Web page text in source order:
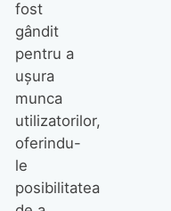
fost
gândit
pentru a
ușura
munca
utilizatorilor,
oferindu-
le
posibilitatea